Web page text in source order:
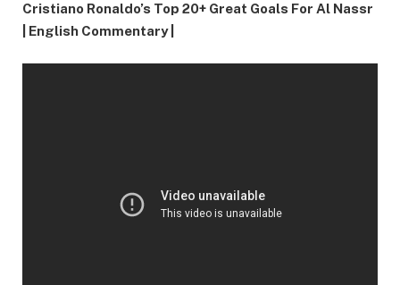
Cristiano Ronaldo’s Top 20+ Great Goals For Al Nassr
| English Commentary |